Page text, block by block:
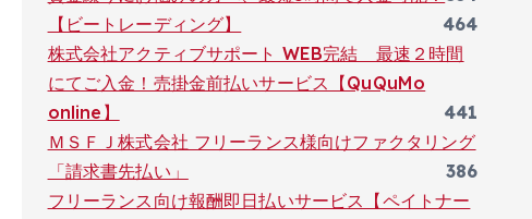
【ビートレーディング】
464
株式会社アクティブサポート WEB完結 最速２時間
にてご入金！売掛金前払いサービス【QuQuMo
online】
441
ＭＳＦＪ株式会社 フリーランス様向けファクタリング
「請求書先払い」
386
フリーランス向け報酬即日払いサービス【ペイトナー